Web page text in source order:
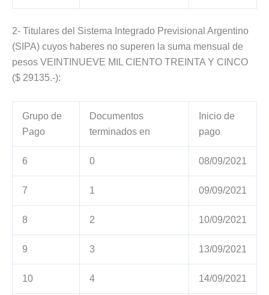
2- Titulares del Sistema Integrado Previsional Argentino
(SIPA) cuyos haberes no superen la suma mensual de
pesos VEINTINUEVE MIL CIENTO TREINTA Y CINCO
($ 29135.-):
Grupo de
Pago
Documentos
terminados en
Inicio de
pago
6 0 08/09/2021
7 1 09/09/2021
8 2 10/09/2021
9 3 13/09/2021
10 4 14/09/2021